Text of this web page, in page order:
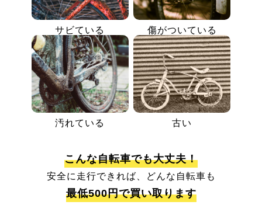
サビている 傷がついている
汚れている 古い
こんな自転車でも大丈夫！
安全に走行できれば、どんな自転車も
最低500円で買い取ります